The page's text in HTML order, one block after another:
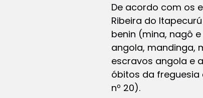
De acordo com os
Ribeira do
benin (mina, nagô
angola, mandinga,
escravos angola e
óbitos da
nº 20).